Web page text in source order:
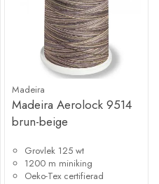
Madeira
Madeira Aerolock 9514
brun-beige
Grovlek 125 wt
1200 m miniking
Oeko-Tex certifierad